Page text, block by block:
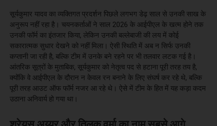
सूर्यकुमार यादव का व्यक्तिगत प्रदर्शन पिछले लगभग डेढ़ साल से उनकी साख के
अनुरूप नहीं रहा है। चयनकर्ताओं ने साल 2026 के आईपीएल के खत्म होने तक
उनकी फॉर्म का इंतजार किया, लेकिन उनकी बल्लेबाजी की लय में कोई
सकारात्मक सुधार देखने को नहीं मिला। ऐसी स्थिति में अब न सिर्फ उनकी
कप्तानी जा रही है, बल्कि टीम में उनके बने रहने पर भी तलवार लटक गई है।
आंतरिक सूत्रों के मुताबिक, सूर्यकुमार को नेतृत्व पद से हटाना पूरी तरह तय है,
क्योंकि वे आईपीएल के दौरान न केवल रन बनाने के लिए संघर्ष कर रहे थे, बल्कि
पूरी तरह आउट ऑफ फॉर्म नजर आ रहे थे। ऐसे में टीम के हित में यह कड़ा कदम
उठाना अनिवार्य हो गया था।